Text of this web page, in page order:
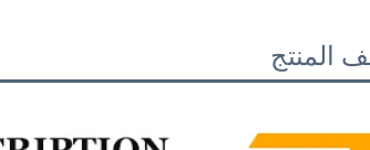
المنتج